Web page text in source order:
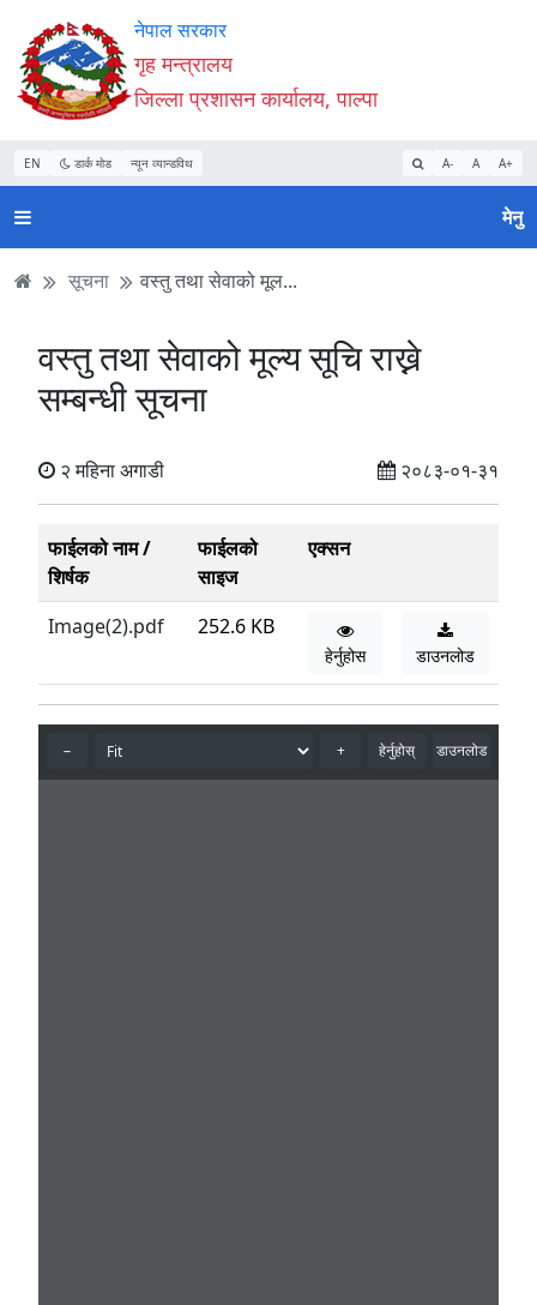
Accessibility
Mode
सुरु
गर्नुहोस्
सामाग्री
पढ्नुहाेस्
नेभिगेसन
पढ्नुहाेस्
वेबसाइट
खोजमा
जानुहोस्
नेपाल सरकार
गृह मन्त्रालय
जिल्ला प्रशासन कार्यालय, पाल्पा
EN डार्क मोड न्यून व्यान्डविथ A- A A+
मेनु
सूचना वस्तु तथा सेवाको मूल...
वस्तु तथा सेवाको मूल्य सूचि राख्ने
सम्बन्धी सूचना
२ महिना अगाडी २०८३-०१-३१
फाईलको नाम /
शिर्षक
फाईलको
साइज
एक्सन
Image(2).pdf 252.6 KB
हेर्नुहोस डाउनलोड